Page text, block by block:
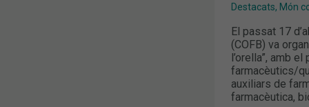
Destacats, Món
El passat 17
(COFB) va
l’orella”, amb
farmacèutics/
auxiliars de
farmacèutica,